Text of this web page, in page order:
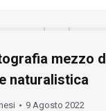
mezzo
naturalistica
9 Agosto 2022